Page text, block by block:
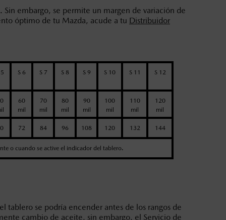
embargo, se permite un margen de variación de
óptimo de tu Mazda, acude a tu Distribuidor
S 6 S 7 S 8 S 9 S 10 S 11 S 12
60
mil
70
mil
80
mil
90
mil
100
mil
110
mil
120
mil
72 84 96 108 120 132 144
o cuando se active el indicador del tablero.
tablero se podría encender antes de los rangos de
cambio de aceite, sin embargo, el Servicio de